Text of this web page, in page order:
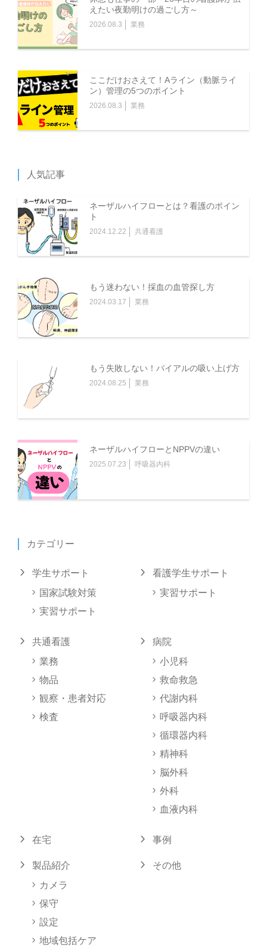
えたい夜勤明けの過ごし方～
2026.08.3 業務
ここだけおさえて！Aライン（動脈ライ
ン）管理の5つのポイント
2026.08.3 業務
人気記事
ネーザルハイフローとは？看護のポイン
ト
2024.12.22 共通看護
もう迷わない！採血の血管探し方
2024.03.17 業務
もう失敗しない！バイアルの吸い上げ方
2024.08.25 業務
ネーザルハイフローとNPPVの違い
2025.07.23 呼吸器内科
カテゴリー
学生サポート
国家試験対策
実習サポート
看護学生サポート
実習サポート
共通看護
業務
物品
観察・患者対応
検査
病院
小児科
救命救急
代謝内科
呼吸器内科
循環器内科
精神科
脳外科
外科
血液内科
在宅 事例
製品紹介
カメラ
保守
設定
地域包括ケア
その他